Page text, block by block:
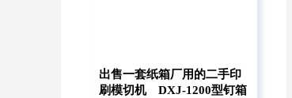
出售一套纸箱厂用的二手印
刷模切机 DXJ-1200型钉箱